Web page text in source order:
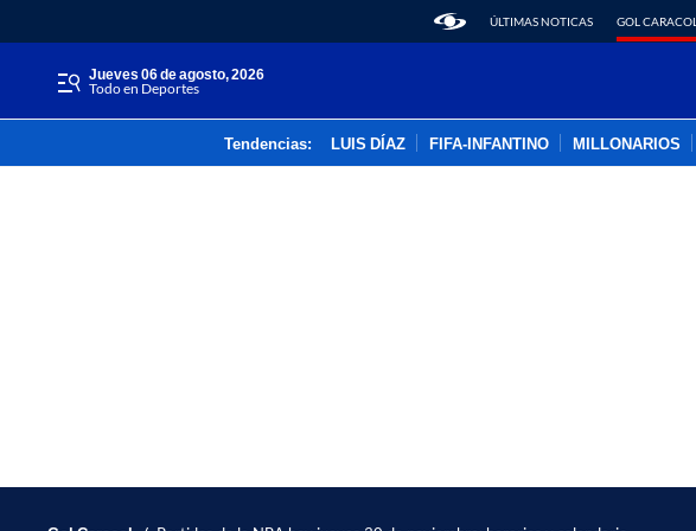
ÚLTIMAS NOTICAS GOL CARACOL
jueves 06 de agosto, 2026
Todo en Deportes
Tendencias: LUIS DÍAZ FIFA-INFANTINO MILLONARIOS